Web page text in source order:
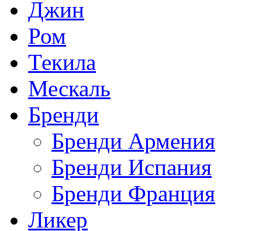
Джин
Ром
Текила
Мескаль
Бренди
Бренди Армения
Бренди Испания
Бренди Франция
Ликер